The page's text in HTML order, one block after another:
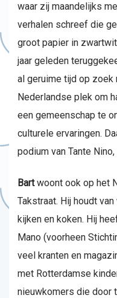
waar zij maandelijks
verhalen schreef die
groot papier in
jaar geleden
al geruime tijd op zoek
Nederlandse plek om
een gemeenschap te
culturele ervaringen.
podium van Tante
Bartwoont ook op het
Takstraat. Hij houdt
kijken en koken. Hij
Mano (voorheen
veel kranten en
met Rotterdamse
nieuwkomers die door